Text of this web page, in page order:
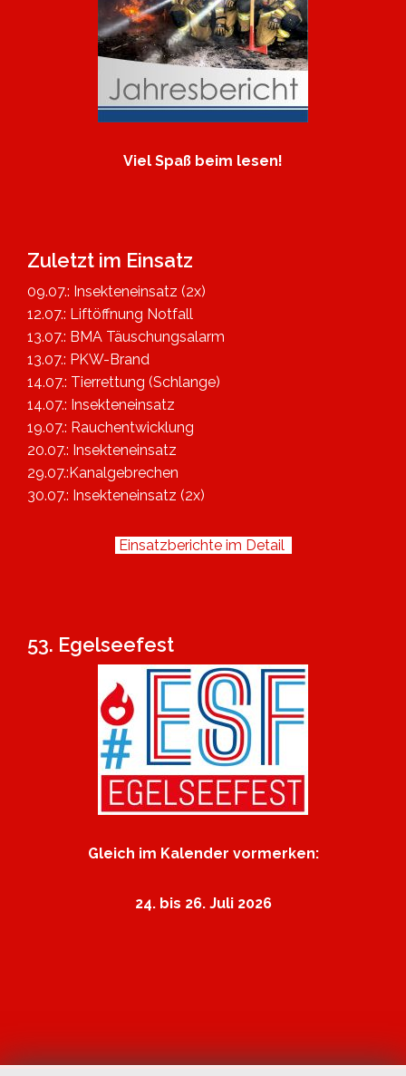
Viel Spaß beim lesen!
Zuletzt im Einsatz
09.07.: Insekteneinsatz (2x)
12.07.: Liftöffnung Notfall
13.07.: BMA Täuschungsalarm
13.07.: PKW-Brand
14.07.: Tierrettung (Schlange)
14.07.: Insekteneinsatz
19.07.: Rauchentwicklung
20.07.: Insekteneinsatz
29.07.:Kanalgebrechen
30.07.: Insekteneinsatz (2x)
Einsatzberichte im Detail
53. Egelseefest
Gleich im Kalender vormerken:
24. bis 26. Juli 2026